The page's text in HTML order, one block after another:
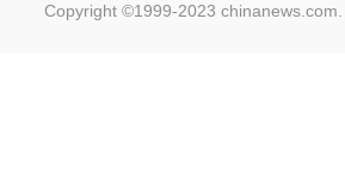
Copyright ©1999-2023